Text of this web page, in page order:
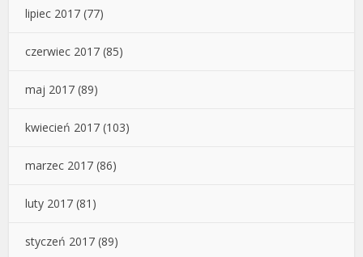
lipiec 2017 (77)
czerwiec 2017 (85)
maj 2017 (89)
kwiecień 2017 (103)
marzec 2017 (86)
luty 2017 (81)
styczeń 2017 (89)